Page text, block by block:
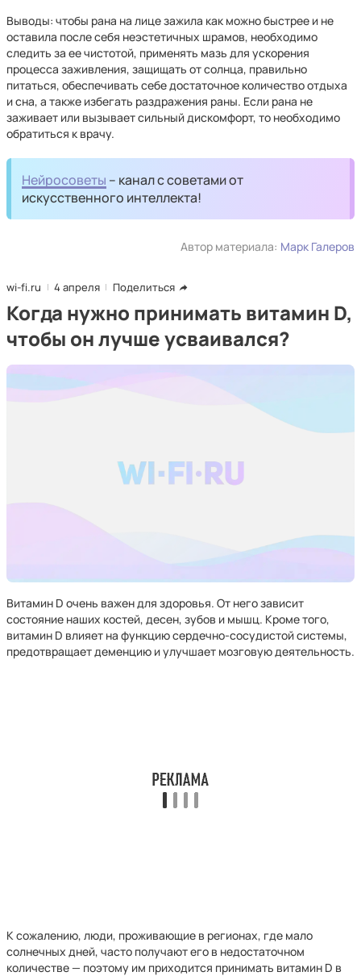
Выводы: чтобы рана на лице зажила как можно быстрее и не
оставила после себя неэстетичных шрамов, необходимо
следить за ее чистотой, применять мазь для ускорения
процесса заживления, защищать от солнца, правильно
питаться, обеспечивать себе достаточное количество отдыха
и сна, а также избегать раздражения раны. Если рана не
заживает или вызывает сильный дискомфорт, то необходимо
обратиться к врачу.
Нейросоветы – канал с советами от
искусственного интеллекта!
Автор материала: Марк Галеров
wi-fi.ru 4 апреля Поделиться
Когда нужно принимать витамин D,
чтобы он лучше усваивался?
Витамин D очень важен для здоровья. От него зависит
состояние наших костей, десен, зубов и мышц. Кроме того,
витамин D влияет на функцию сердечно-сосудистой системы,
предотвращает деменцию и улучшает мозговую деятельность.
К сожалению, люди, проживающие в регионах, где мало
солнечных дней, часто получают его в недостаточном
количестве — поэтому им приходится принимать витамин D в